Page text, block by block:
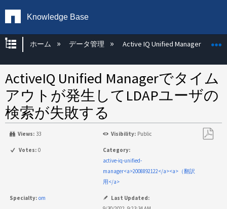
Knowledge Base
グローバル階層を展開/折りたたむ
ホーム データ管理 Active IQ Unified Manager
ActiveIQ Unified Managerでタイム
アウトが発生してLDAPユーザの
検索が失敗する
Views: 33 Visibility: Public
Votes: 0
Category:
active-iq-unified-
manager<a>2008892122</a><a>（翻訳
用</a>
Specialty: om
Last Updated: